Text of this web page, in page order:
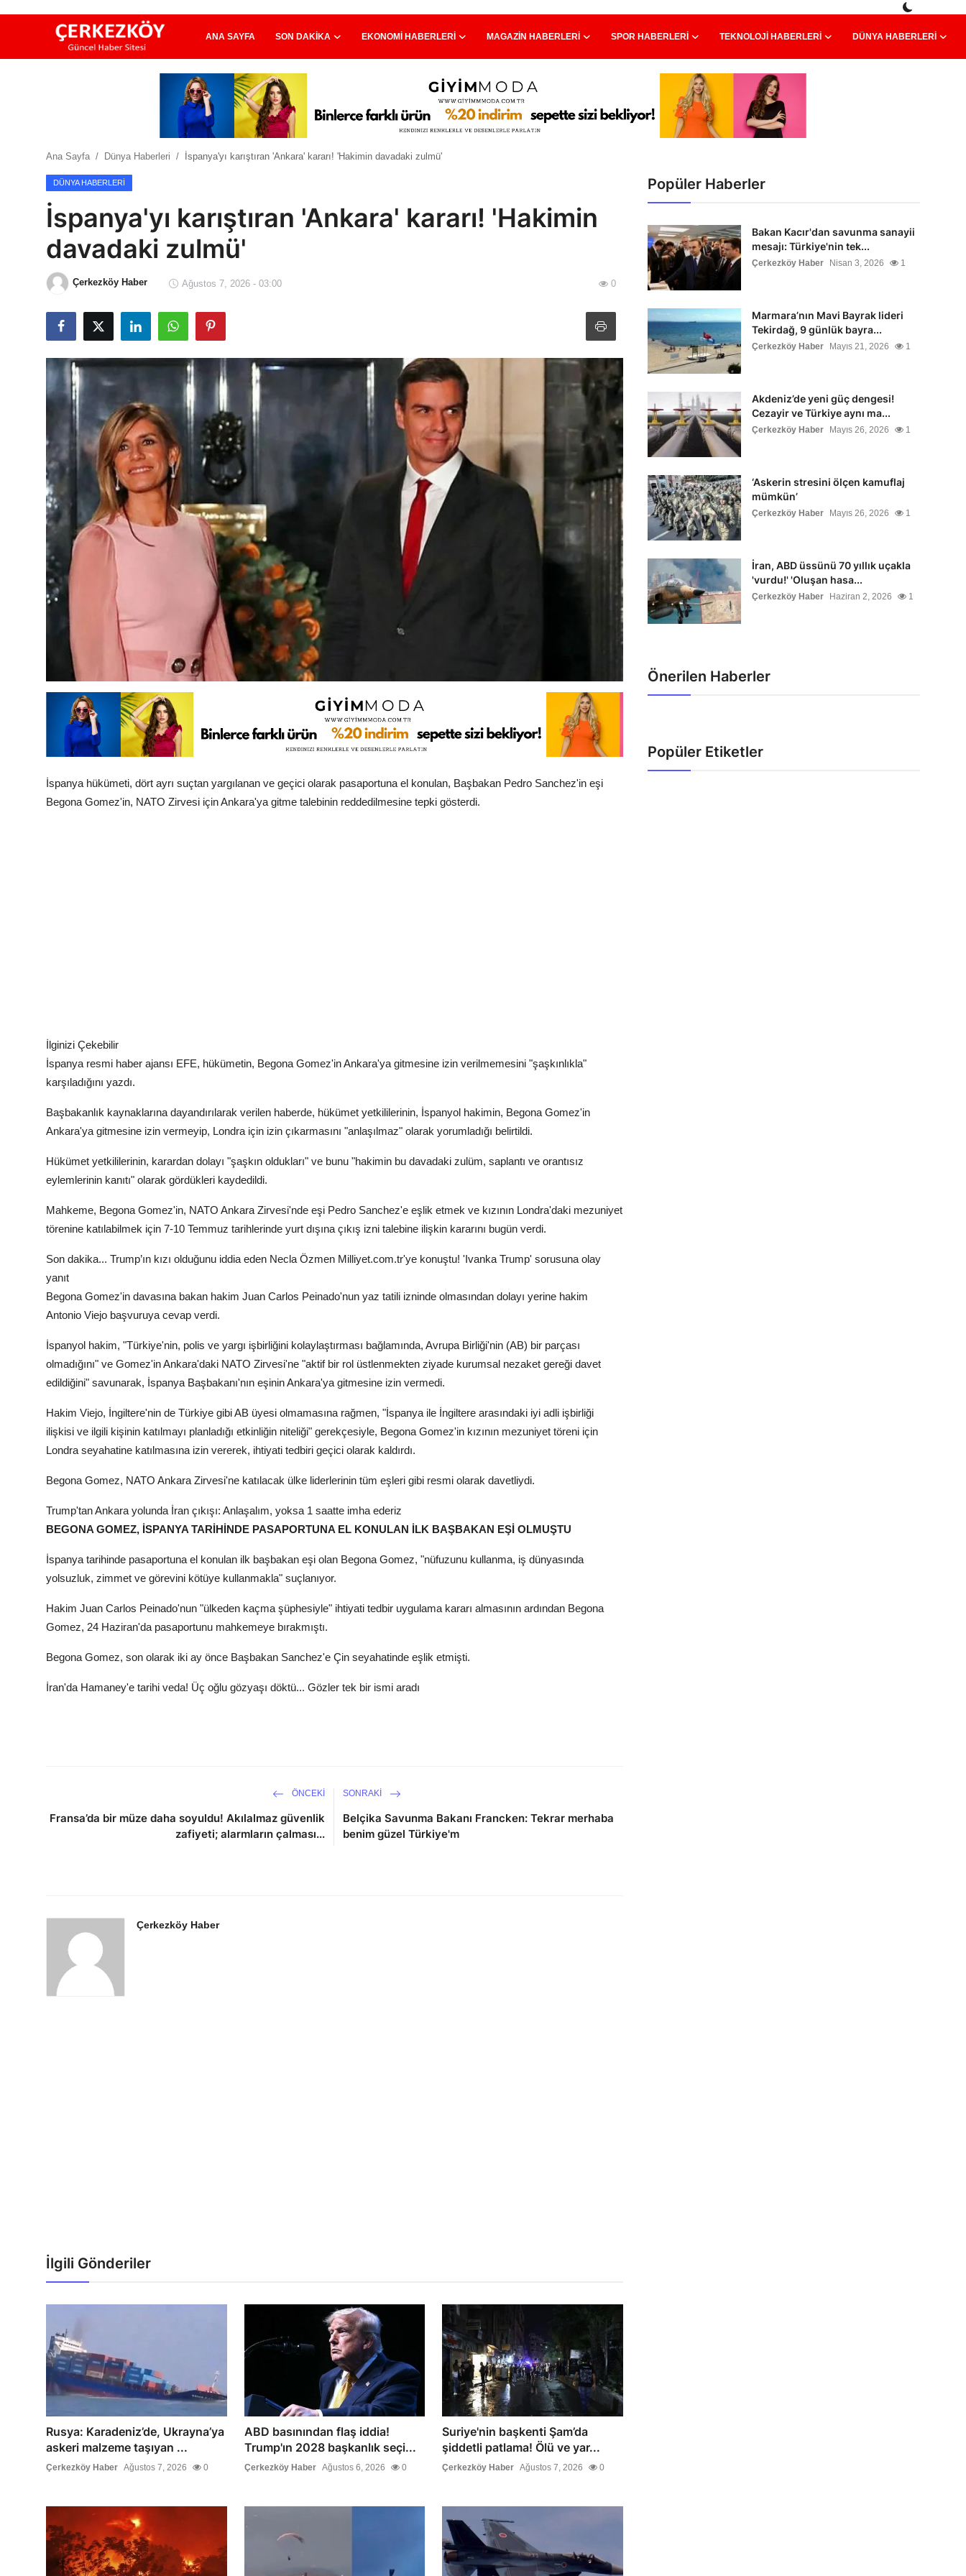
ANA SAYFA SON DAKIKA EKONOMI HABERLERI MAGAZIN HABERLERI SPOR HABERLERI TEKNOLOJI HABERLERI DÜNYA HABERLERI
Ekonomi Haberleri
Magazin Haberleri
Spor Haberleri
Teknoloji Haberleri
Çerkezköy
Ana Sayfa Dünya Haberleri İspanya'yı karıştıran 'Ankara' kararı! 'Hakimin davadaki zulmü'
DÜNYA HABERLERI
İspanya'yı karıştıran 'Ankara' kararı! 'Hakimin
davadaki zulmü'
Çerkezköy Haber Ağustos 7, 2026 - 03:00 0
İspanya hükümeti, dört ayrı suçtan yargılanan ve geçici olarak pasaportuna el konulan, Başbakan Pedro Sanchez'in eşi
Begona Gomez'in, NATO Zirvesi için Ankara'ya gitme talebinin reddedilmesine tepki gösterdi.
İlginizi Çekebilir
İspanya resmi haber ajansı EFE, hükümetin, Begona Gomez'in Ankara'ya gitmesine izin verilmemesini "şaşkınlıkla"
karşıladığını yazdı.
Başbakanlık kaynaklarına dayandırılarak verilen haberde, hükümet yetkililerinin, İspanyol hakimin, Begona Gomez'in
Ankara'ya gitmesine izin vermeyip, Londra için izin çıkarmasını "anlaşılmaz" olarak yorumladığı belirtildi.
Hükümet yetkililerinin, karardan dolayı "şaşkın oldukları" ve bunu "hakimin bu davadaki zulüm, saplantı ve orantısız
eylemlerinin kanıtı" olarak gördükleri kaydedildi.
Mahkeme, Begona Gomez'in, NATO Ankara Zirvesi'nde eşi Pedro Sanchez'e eşlik etmek ve kızının Londra'daki mezuniyet
törenine katılabilmek için 7-10 Temmuz tarihlerinde yurt dışına çıkış izni talebine ilişkin kararını bugün verdi.
Son dakika... Trump’ın kızı olduğunu iddia eden Necla Özmen Milliyet.com.tr'ye konuştu! 'Ivanka Trump' sorusuna olay
yanıt
Begona Gomez'in davasına bakan hakim Juan Carlos Peinado'nun yaz tatili izninde olmasından dolayı yerine hakim
Antonio Viejo başvuruya cevap verdi.
İspanyol hakim, "Türkiye'nin, polis ve yargı işbirliğini kolaylaştırması bağlamında, Avrupa Birliği'nin (AB) bir parçası
olmadığını" ve Gomez'in Ankara'daki NATO Zirvesi'ne "aktif bir rol üstlenmekten ziyade kurumsal nezaket gereği davet
edildiğini" savunarak, İspanya Başbakanı'nın eşinin Ankara'ya gitmesine izin vermedi.
Hakim Viejo, İngiltere'nin de Türkiye gibi AB üyesi olmamasına rağmen, "İspanya ile İngiltere arasındaki iyi adli işbirliği
ilişkisi ve ilgili kişinin katılmayı planladığı etkinliğin niteliği" gerekçesiyle, Begona Gomez'in kızının mezuniyet töreni için
Londra seyahatine katılmasına izin vererek, ihtiyati tedbiri geçici olarak kaldırdı.
Begona Gomez, NATO Ankara Zirvesi'ne katılacak ülke liderlerinin tüm eşleri gibi resmi olarak davetliydi.
Trump'tan Ankara yolunda İran çıkışı: Anlaşalım, yoksa 1 saatte imha ederiz
BEGONA GOMEZ, İSPANYA TARİHİNDE PASAPORTUNA EL KONULAN İLK BAŞBAKAN EŞİ OLMUŞTU
İspanya tarihinde pasaportuna el konulan ilk başbakan eşi olan Begona Gomez, "nüfuzunu kullanma, iş dünyasında
yolsuzluk, zimmet ve görevini kötüye kullanmakla" suçlanıyor.
Hakim Juan Carlos Peinado'nun "ülkeden kaçma şüphesiyle" ihtiyati tedbir uygulama kararı almasının ardından Begona
Gomez, 24 Haziran'da pasaportunu mahkemeye bırakmıştı.
Begona Gomez, son olarak iki ay önce Başbakan Sanchez'e Çin seyahatinde eşlik etmişti.
İran'da Hamaney'e tarihi veda! Üç oğlu gözyaşı döktü... Gözler tek bir ismi aradı
ÖNCEKI
Fransa’da bir müze daha soyuldu! Akılalmaz güvenlik
zafiyeti; alarmların çalması...
SONRAKI
Belçika Savunma Bakanı Francken: Tekrar merhaba
benim güzel Türkiye'm
Çerkezköy Haber
İlgili Gönderiler
Rusya: Karadeniz’de, Ukrayna’ya
askeri malzeme taşıyan ...
Çerkezköy Haber Ağustos 7, 2026 0
ABD basınından flaş iddia!
Trump'ın 2028 başkanlık seçi...
Çerkezköy Haber Ağustos 6, 2026 0
Suriye'nin başkenti Şam’da
şiddetli patlama! Ölü ve yar...
Çerkezköy Haber Ağustos 7, 2026 0
Popüler Haberler
Bakan Kacır'dan savunma sanayii
mesajı: Türkiye'nin tek...
Çerkezköy Haber Nisan 3, 2026 1
Marmara’nın Mavi Bayrak lideri
Tekirdağ, 9 günlük bayra...
Çerkezköy Haber Mayıs 21, 2026 1
Akdeniz’de yeni güç dengesi!
Cezayir ve Türkiye aynı ma...
Çerkezköy Haber Mayıs 26, 2026 1
‘Askerin stresini ölçen kamuflaj
mümkün’
Çerkezköy Haber Mayıs 26, 2026 1
İran, ABD üssünü 70 yıllık uçakla
'vurdu!' 'Oluşan hasa...
Çerkezköy Haber Haziran 2, 2026 1
Önerilen Haberler
Popüler Etiketler